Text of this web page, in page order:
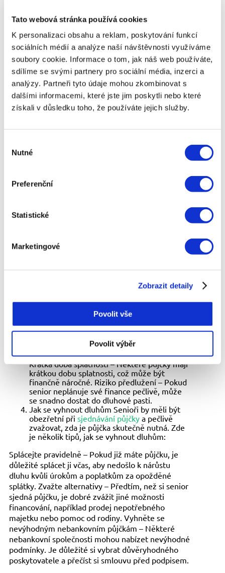
Tato webová stránka používá cookies
K personalizaci obsahu a reklam, poskytování funkcí
sociálních médií a analýze naší návštěvnosti využíváme
soubory cookie. Informace o tom, jak náš web používáte,
sdílíme se svými partnery pro sociální média, inzerci a
analýzy. Partneři tyto údaje mohou zkombinovat s
dalšími informacemi, které jste jim poskytli nebo které
získali v důsledku toho, že používáte jejich služby.
souhlasu
Nutné
Preferenční
Statistické
Marketingové
Zobrazit detaily
Povolit vše
Povolit výběr
důležité si zvolit půjčku, která nabízí splátkový
kalendář přizpůsobený příjmům seniora, například
důchodu.
c) Skryté poplatky Některé nebankovní půjčky
mohou obsahovat skryté poplatky za sjednání
půjčky, vedení účtu nebo za opožděné splátky.
Senioři by měli pečlivě číst smlouvu a ujistit se, že
rozumí všem poplatkům spojeným s půjčkou.
d) Důvěryhodnost poskytovatele Je důležité
by měli číst recenze od ostatních klientů a ujistit
se, že poskytovatel je transparentní ohledně
e) Předčasné splacení Některé půjčky mohou mít
splatit předčasně a za jakých podmínek.
Výhody: Rychlý přístup k penězům – Půjčky
nebo opravy domácnosti. Flexibilní možnosti
splácení – Některé půjčky nabízejí flexibilní
splátkové kalendáře, které mohou být
přizpůsobeny příjmům seniorů. Dostupnost
nebankovních půjček – Pro seniory, kteří
nemohou splnit přísné podmínky bank,
mohou být nebankovní půjčky jednodušším
Nebankovní půjčky mají často vysoké úroky,
které mohou zatížit seniorův rozpočet.
Krátká doba splatnosti – Některé půjčky mají
krátkou dobu splatnosti, což může být
finančně náročné. Riziko předlužení – Pokud
senior neplánuje své finance pečlivě, může
se snadno dostat do dluhové pasti.
Jak se vyhnout dluhům Senioři by měli být
obezřetní při sjednávání půjčkya pečlivě
zvažovat, zda je půjčka skutečně nutná. Zde
je několik tipů, jak se vyhnout dluhům:
Splácejte pravidelně – Pokud již máte půjčku, je
důležité splácet ji včas, aby nedošlo k nárůstu
dluhu kvůli úrokům a poplatkům za opožděné
splátky. Zvažte alternativy – Předtím, než si senior
sjedná půjčku, je dobré zvážit jiné možnosti
financování, například prodej nepotřebného
majetku nebo pomoc od rodiny. Vyhněte se
nevýhodným nebankovním půjčkám – Některé
nebankovní společnosti mohou nabízet nevýhodné
podmínky. Je důležité si vybrat důvěryhodného
poskytovatele a přečíst si smlouvu před podpisem.